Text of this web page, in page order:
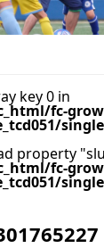
key 0 in
fc-
property
fc-